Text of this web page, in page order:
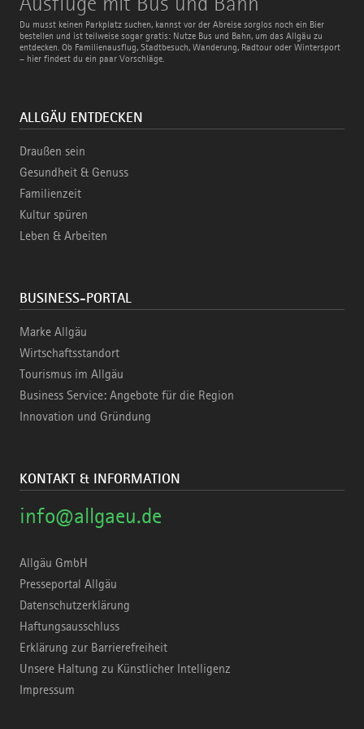
Du musst keinen Parkplatz suchen, kannst vor der Abreise sorglos noch ein Bier
bestellen und ist teilweise sogar gratis: Nutze Bus und Bahn, um das Allgäu zu
entdecken. Ob Familienausflug, Stadtbesuch, Wanderung, Radtour oder Wintersport
– hier findest du ein paar Vorschläge.
mit
Bus
und
Bahn
ALLGÄU ENTDECKEN
Draußen sein
Gesundheit & Genuss
Familienzeit
Kultur spüren
Leben & Arbeiten
BUSINESS-PORTAL
Marke Allgäu
Wirtschaftsstandort
Tourismus im Allgäu
Business Service: Angebote für die Region
Innovation und Gründung
KONTAKT & INFORMATION
info@allgaeu.de
Allgäu GmbH
Presseportal Allgäu
Datenschutzerklärung
Haftungsausschluss
Erklärung zur Barrierefreiheit
Unsere Haltung zu Künstlicher Intelligenz
Impressum